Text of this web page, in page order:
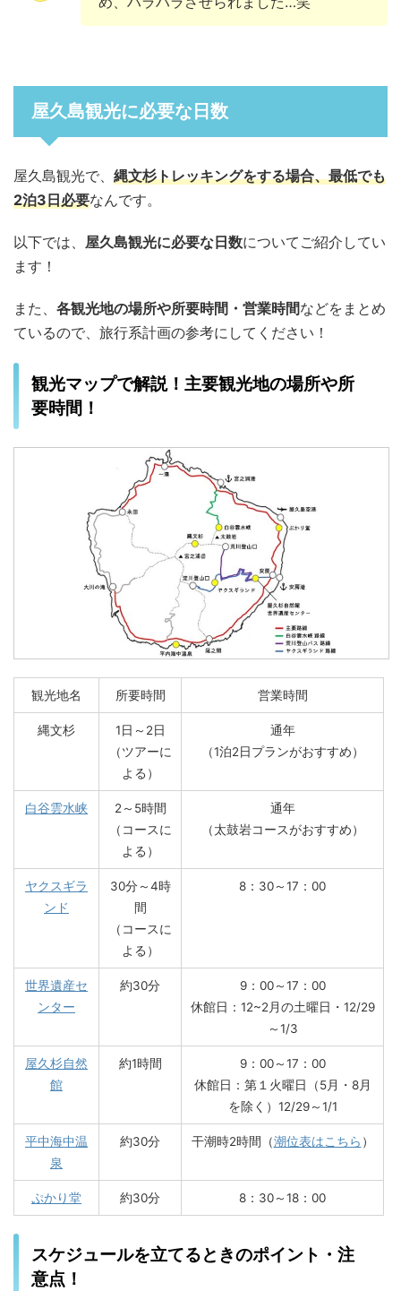
屋久島観光に必要な日数
屋久島観光で、 縄文杉トレッキングをする場合、最低でも
2泊3日必要なんです。
以下では、 屋久島観光に必要な日数についてご紹介してい
ます！
また、 各観光地の場所や所要時間・営業時間などをまとめ
ているので、旅行系計画の参考にしてください！
観光マップで解説！主要観光地の場所や所
要時間！
観光地名 所要時間 営業時間
縄文杉
1日～2日
（ツアーに
よる）
通年
（1泊2日プランがおすすめ）
白谷雲水峡
2～5時間
（コースに
よる）
通年
（太鼓岩コースがおすすめ）
ヤクスギラ
ンド
30分～4時
間
（コースに
よる）
8：30～17：00
世界遺産セ
ンター
約30分
9：00～17：00
休館日：12~2月の土曜日・12/29
～1/3
屋久杉自然
館
約1時間
9：00～17：00
休館日：第１火曜日（5月・8月
を除く）12/29～1/1
平中海中温
泉
約30分 干潮時2時間（潮位表はこちら ）
ぷかり堂 約30分 8：30～18：00
スケジュールを立てるときのポイント・注
意点！